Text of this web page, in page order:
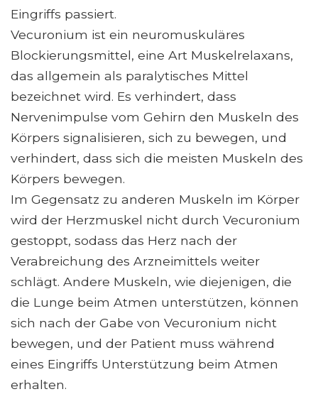
Eingriffs passiert.
Vecuronium ist ein neuromuskuläres
Blockierungsmittel, eine Art Muskelrelaxans,
das allgemein als paralytisches Mittel
bezeichnet wird. Es verhindert, dass
Nervenimpulse vom Gehirn den Muskeln des
Körpers signalisieren, sich zu bewegen, und
verhindert, dass sich die meisten Muskeln des
Körpers bewegen.
Im Gegensatz zu anderen Muskeln im Körper
wird der Herzmuskel nicht durch Vecuronium
gestoppt, sodass das Herz nach der
Verabreichung des Arzneimittels weiter
schlägt. Andere Muskeln, wie diejenigen, die
die Lunge beim Atmen unterstützen, können
sich nach der Gabe von Vecuronium nicht
bewegen, und der Patient muss während
eines Eingriffs Unterstützung beim Atmen
erhalten.